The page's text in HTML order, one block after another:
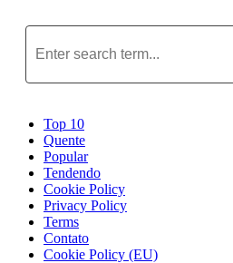
Top 10
Quente
Popular
Tendendo
Cookie Policy
Privacy Policy
Terms
Contato
Cookie Policy (EU)